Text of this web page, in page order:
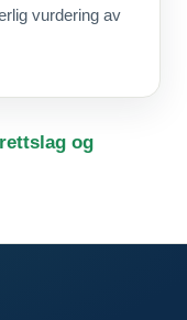
vurdering av
og